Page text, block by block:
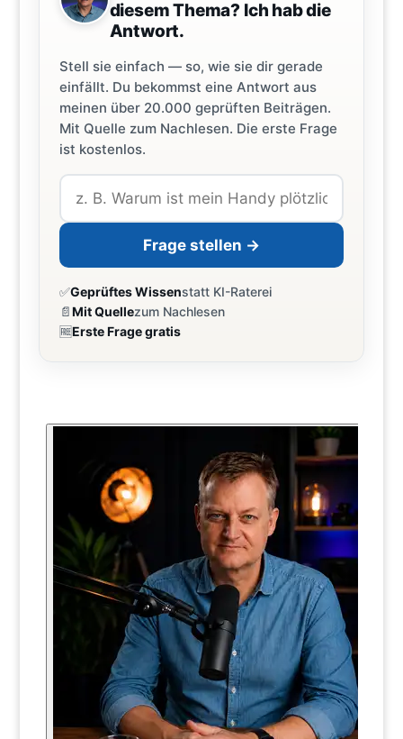
diesem Thema? Ich hab die
Antwort.
Stell sie einfach — so, wie sie dir gerade
einfällt. Du bekommst eine Antwort aus
meinen über 20.000 geprüften Beiträgen.
Mit Quelle zum Nachlesen. Die erste Frage
ist kostenlos.
Frage stellen →
✅Geprüftes Wissenstatt KI-Raterei
📄Mit Quellezum Nachlesen
🆓Erste Frage gratis